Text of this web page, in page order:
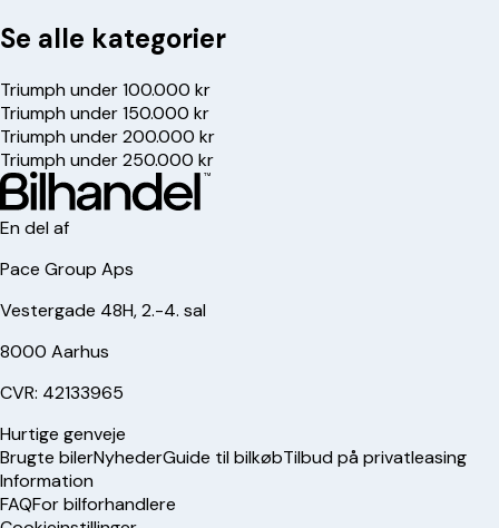
Se alle kategorier
Triumph under 100.000 kr
Triumph under 150.000 kr
Triumph under 200.000 kr
Triumph under 250.000 kr
En del af
Pace Group Aps
Vestergade 48H, 2.-4. sal
8000 Aarhus
CVR: 42133965
Hurtige genveje
Brugte bilerNyhederGuide til bilkøbTilbud på privatleasing
Information
FAQFor bilforhandlere